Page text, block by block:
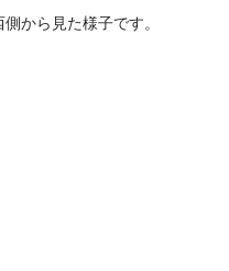
から見た様子です。